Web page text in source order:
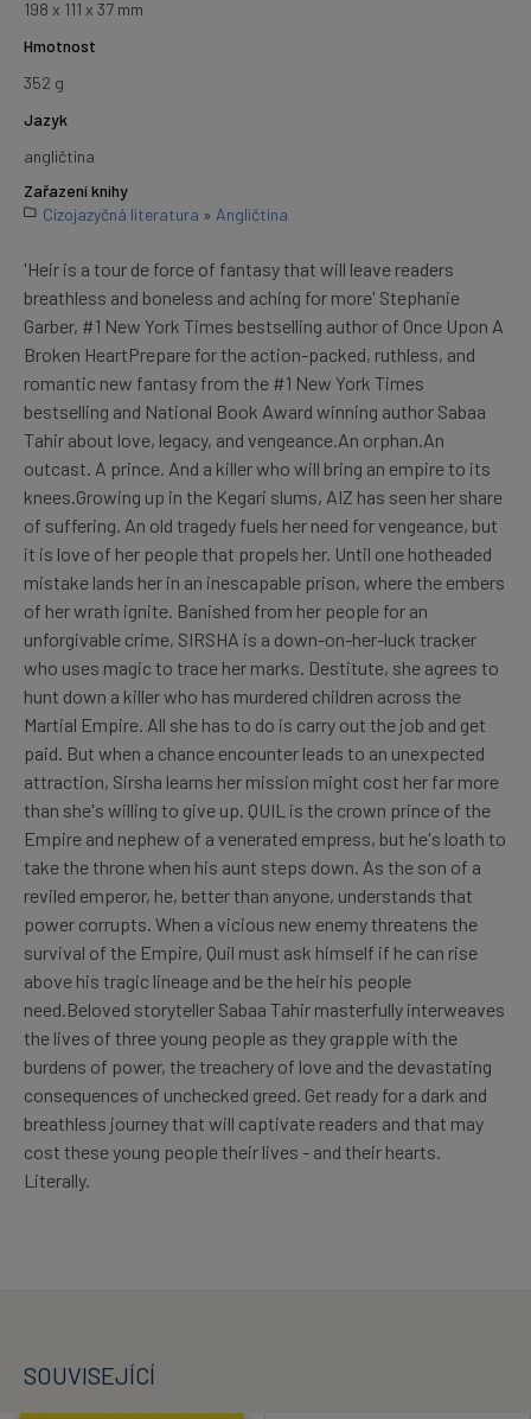
198 x 111 x 37 mm
Hmotnost
352 g
Jazyk
angličtina
Zařazení knihy
Cizojazyčná literatura » Angličtina
'Heir is a tour de force of fantasy that will leave readers
breathless and boneless and aching for more' Stephanie
Garber, #1 New York Times bestselling author of Once Upon A
Broken HeartPrepare for the action-packed, ruthless, and
romantic new fantasy from the #1 New York Times
bestselling and National Book Award winning author Sabaa
Tahir about love, legacy, and vengeance.An orphan.An
outcast. A prince. And a killer who will bring an empire to its
knees.Growing up in the Kegari slums, AIZ has seen her share
of suffering. An old tragedy fuels her need for vengeance, but
it is love of her people that propels her. Until one hotheaded
mistake lands her in an inescapable prison, where the embers
of her wrath ignite. Banished from her people for an
unforgivable crime, SIRSHA is a down-on-her-luck tracker
who uses magic to trace her marks. Destitute, she agrees to
hunt down a killer who has murdered children across the
Martial Empire. All she has to do is carry out the job and get
paid. But when a chance encounter leads to an unexpected
attraction, Sirsha learns her mission might cost her far more
than she's willing to give up. QUIL is the crown prince of the
Empire and nephew of a venerated empress, but he's loath to
take the throne when his aunt steps down. As the son of a
reviled emperor, he, better than anyone, understands that
power corrupts. When a vicious new enemy threatens the
survival of the Empire, Quil must ask himself if he can rise
above his tragic lineage and be the heir his people
need.Beloved storyteller Sabaa Tahir masterfully interweaves
the lives of three young people as they grapple with the
burdens of power, the treachery of love and the devastating
consequences of unchecked greed. Get ready for a dark and
breathless journey that will captivate readers and that may
cost these young people their lives - and their hearts.
Literally.
SOUVISEJÍCÍ